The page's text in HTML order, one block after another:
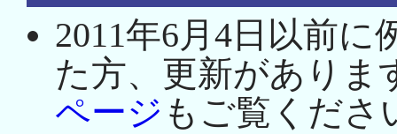
2011年6月4日以前
た方、更新がありま
ページ もご覧くださ